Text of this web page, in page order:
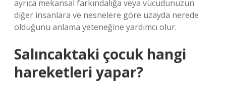
ayrıca mekansal farkındalığa veya vücudunuzun
diğer insanlara ve nesnelere göre uzayda nerede
olduğunu anlama yeteneğine yardımcı olur.
Salıncaktaki çocuk hangi
hareketleri yapar?